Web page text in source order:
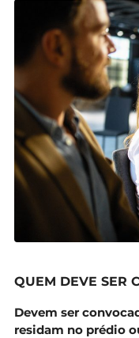
QUEM DEVE SER
Devem ser
residam no prédio